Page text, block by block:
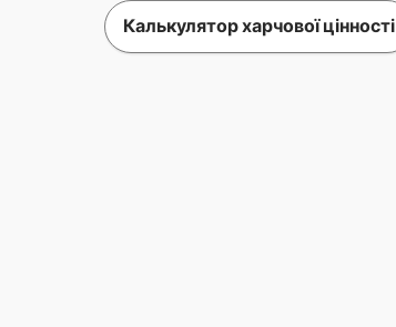
Калькулятор харчової цінності